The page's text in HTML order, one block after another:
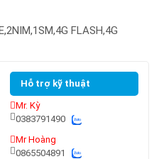
FLASH,4G
Hỗ trợ kỹ thuật
Mr. Kỳ
0383791490
Mr Hoàng
0865504891